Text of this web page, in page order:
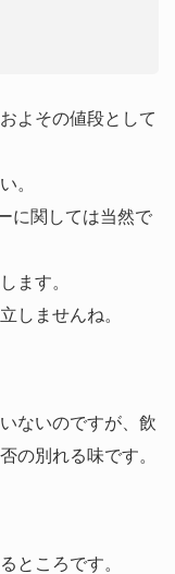
よその値段として
。
に関しては当然で
ます。
しませんね。
ないのですが、飲
の別れる味です。
ところです。